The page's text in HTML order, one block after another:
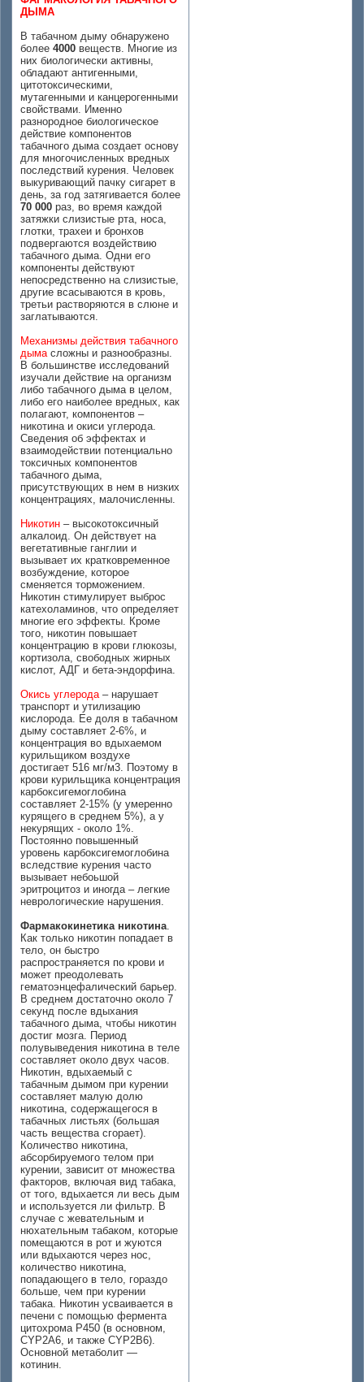
ДЫМА
В табачном дыму обнаружено
более 4000 веществ. Многие из
них биологически активны,
обладают антигенными,
цитотоксическими,
мутагенными и канцерогенными
свойствами. Именно
разнородное биологическое
действие компонентов
табачного дыма создает основу
для многочисленных вредных
последствий курения. Человек
выкуривающий пачку сигарет в
день, за год затягивается более
70 000 раз, во время каждой
затяжки слизистые рта, носа,
глотки, трахеи и бронхов
подвергаются воздействию
табачного дыма. Одни его
компоненты действуют
непосредственно на слизистые,
другие всасываются в кровь,
третьи растворяются в слюне и
заглатываются.
Механизмы действия табачного
дымасложны и разнообразны.
В большинстве исследований
изучали действие на организм
либо табачного дыма в целом,
либо его наиболее вредных, как
полагают, компонентов –
никотина и окиси углерода.
Сведения об эффектах и
взаимодействии потенциально
токсичных компонентов
табачного дыма,
присутствующих в нем в низких
концентрациях, малочисленны.
Никотин – высокотоксичный
алкалоид. Он действует на
вегетативные ганглии и
вызывает их кратковременное
возбуждение, которое
сменяется торможением.
Никотин стимулирует выброс
катехоламинов, что определяет
многие его эффекты. Кроме
того, никотин повышает
концентрацию в крови глюкозы,
кортизола, свободных жирных
кислот, АДГ и бета-эндорфина.
Окись углерода– нарушает
транспорт и утилизацию
кислорода. Ее доля в табачном
дыму составляет 2-6%, и
концентрация во вдыхаемом
курильщиком воздухе
достигает 516 мг/м3. Поэтому в
крови курильщика концентрация
карбоксигемоглобина
составляет 2-15% (у умеренно
курящего в среднем 5%), а у
некурящих - около 1%.
Постоянно повышенный
уровень карбоксигемоглобина
вследствие курения часто
вызывает небоьшой
эритроцитоз и иногда – легкие
неврологические нарушения.
Фармакокинетика никотина.
Как только никотин попадает в
тело, он быстро
распространяется по крови и
может преодолевать
гематоэнцефалический барьер.
В среднем достаточно около 7
секунд после вдыхания
табачного дыма, чтобы никотин
достиг мозга. Период
полувыведения никотина в теле
составляет около двух часов.
Никотин, вдыхаемый с
табачным дымом при курении
составляет малую долю
никотина, содержащегося в
табачных листьях (большая
часть вещества сгорает).
Количество никотина,
абсорбируемого телом при
курении, зависит от множества
факторов, включая вид табака,
от того, вдыхается ли весь дым
и используется ли фильтр. В
случае с жевательным и
нюхательным табаком, которые
помещаются в рот и жуются
или вдыхаются через нос,
количество никотина,
попадающего в тело, гораздо
больше, чем при курении
табака. Никотин усваивается в
печени с помощью фермента
цитохрома P450 (в основном,
CYP2A6, и также CYP2B6).
Основной метаболит —
котинин.